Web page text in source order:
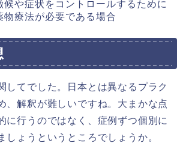
候や症状をコントロールするために
物療法が必要である場合
してでした。日本とは異なるプラク
、解釈が難しいですね。大まかな点
に行うのではなく、症例ずつ個別に
しょうというところでしょうか。